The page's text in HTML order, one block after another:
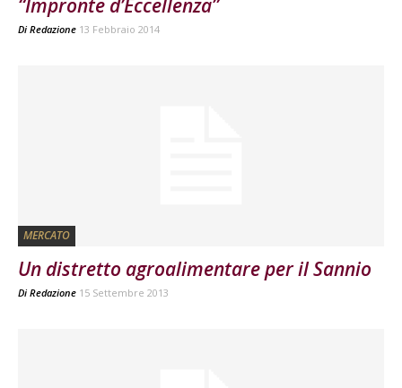
“Impronte d’Eccellenza”
Di Redazione 13 Febbraio 2014
MERCATO
Un distretto agroalimentare per il Sannio
Di Redazione 15 Settembre 2013